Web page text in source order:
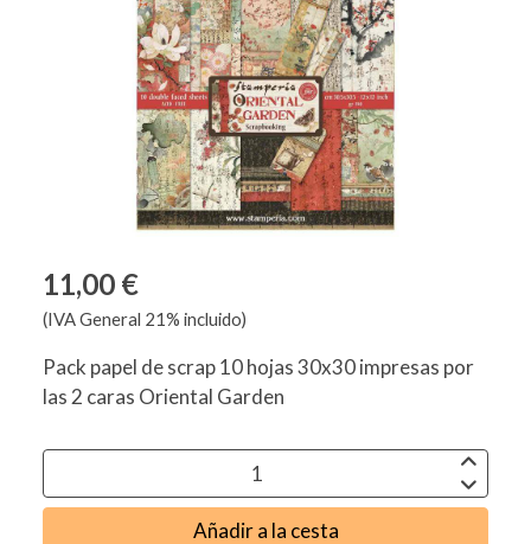
11,00 €
(IVA General 21% incluido)
Pack papel de scrap 10 hojas 30x30 impresas por
las 2 caras Oriental Garden
Añadir a la cesta